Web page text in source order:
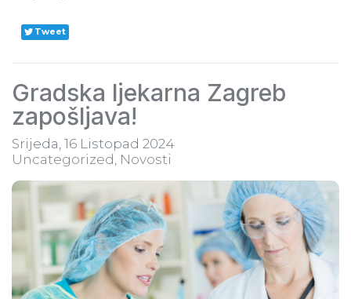
Tweet
Gradska ljekarna Zagreb
zapošljava!
Srijeda, 16 Listopad 2024
Uncategorized Novosti